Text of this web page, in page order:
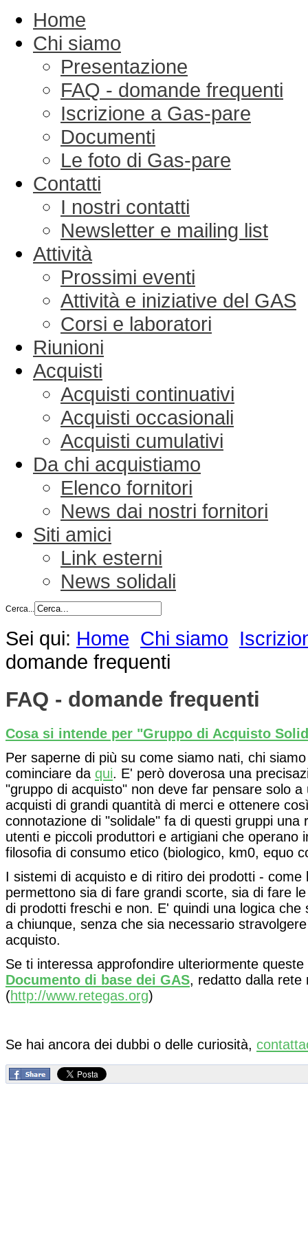
Home
Chi siamo
Presentazione
FAQ - domande frequenti
Iscrizione a Gas-pare
Documenti
Le foto di Gas-pare
Contatti
I nostri contatti
Newsletter e mailing list
Attività
Prossimi eventi
Attività e iniziative del GAS
Corsi e laboratori
Riunioni
Acquisti
Acquisti continuativi
Acquisti occasionali
Acquisti cumulativi
Da chi acquistiamo
Elenco fornitori
News dai nostri fornitori
Siti amici
Link esterni
News solidali
Cerca...
Sei qui: Home Chi siamo
domande frequenti
FAQ - domande frequenti
Cosa si intende per "Gruppo di Acquisto
Per saperne di più su come siamo nati, chi
cominciare da qui. E' però doverosa una
"gruppo di acquisto" non deve far pensare solo
acquisti di grandi quantità di merci e ottenere
connotazione di "solidale" fa di questi gruppi una
utenti e piccoli produttori e artigiani che operano
filosofia di consumo etico (biologico, km0, equo
I sistemi di acquisto e di ritiro dei prodotti - come
permettono sia di fare grandi scorte, sia di fare
di prodotti freschi e non. E' quindi una logica
a chiunque, senza che sia necessario
acquisto.
Se ti interessa approfondire ulteriormente
Documento di base dei GAS, redatto dalla rete
(http://www.retegas.org)
Se hai ancora dei dubbi o delle curiosità,